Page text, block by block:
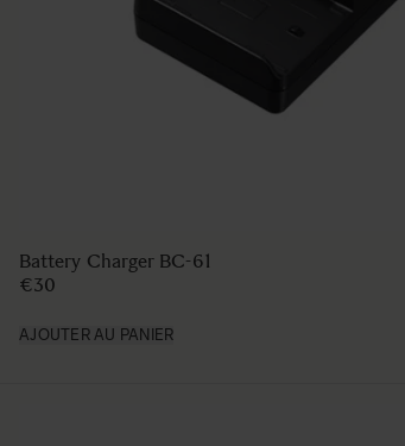
HAND GRIP HG-11
€99
AJOUTER AU PANIER